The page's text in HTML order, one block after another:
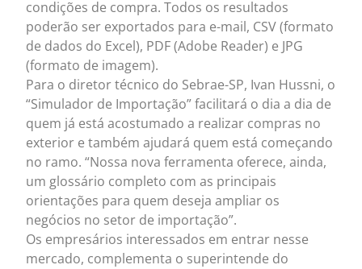
condições de compra. Todos os resultados
poderão ser exportados para e-mail, CSV (formato
de dados do Excel), PDF (Adobe Reader) e JPG
(formato de imagem).
Para o diretor técnico do Sebrae-SP, Ivan Hussni, o
“Simulador de Importação” facilitará o dia a dia de
quem já está acostumado a realizar compras no
exterior e também ajudará quem está começando
no ramo. “Nossa nova ferramenta oferece, ainda,
um glossário completo com as principais
orientações para quem deseja ampliar os
negócios no setor de importação”.
Os empresários interessados em entrar nesse
mercado, complementa o superintende do